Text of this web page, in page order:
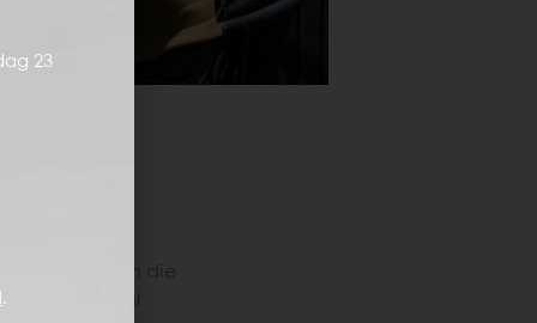
alle planten die
je optimaal
23
.